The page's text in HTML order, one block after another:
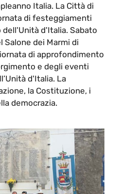
Italia. La Città di
di festeggiamenti
dell'Unità d'Italia. Sabato
Salone dei Marmi di
di approfondimento
e degli eventi
d'Italia. La
la Costituzione, i
democrazia.